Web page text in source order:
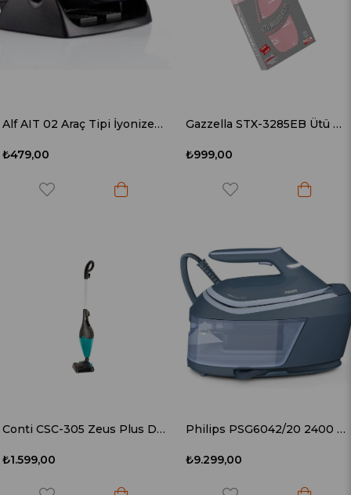
Alf AIT 02 Araç Tipi İyonizer Hava Temizleme Cihazı
₺479,00
Gazzella STX-3285EB Ütü Masası Bezi Pembe Renk
₺999,00
Conti CSC-305 Zeus Plus Dikey Süpürge Yeşil
₺1.599,00
Philips PSG6042/20 2400 W Buhar Kazanlı Ütü
₺9.299,00